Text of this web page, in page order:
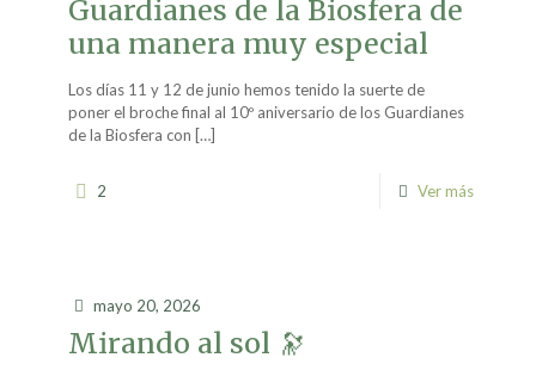
Guardianes de la Biosfera de
una manera muy especial
Los días 11 y 12 de junio hemos tenido la suerte de
poner el broche final al 10º aniversario de los Guardianes
de la Biosfera con […]
2 Ver más
mayo 20, 2026
Mirando al sol 🔭